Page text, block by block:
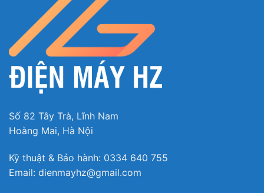
Phin lọc khử mùi xúc tác quang Apatit Titan trả lại
không gian trong lành, sạch khuẩn
Với phin lọc khử mùi xúc tác quang Apatit Titan thì
trong không khí sẽ bị tiêu diệt, trả lại không gian
trong lành, sạch khuẩn, an toàn cho sức khỏe hô
hấp của các thành viên trong gia đình.
Số 82 Tây Trà, Lĩnh Nam
Hoàng Mai, Hà Nội
Kỹ thuật & Bảo hành: 0334 640 755
Email: dienmayhz@gmail.com